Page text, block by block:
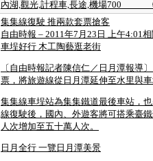
內湖,觀光,計程車,長途,機場700
集集線復駛 推兩款套票搶客
自由時報 – 2011年7月23日 上午4:01
車埕好行 木工陶藝逛老街
〔自由時報記者陳信仁／日月潭報導
票，將旅遊線從日月潭延伸至水里與
集集線車埕站為集集鐵道最後車站，
線復駛後，國內、外遊客將可搭乘臺
人次增加至五十萬人次。
日月全行 一覽日月潭美景